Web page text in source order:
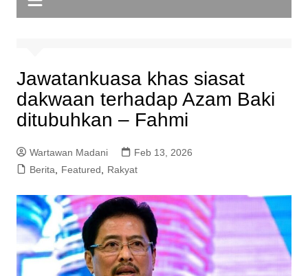
Jawatankuasa khas siasat
dakwaan terhadap Azam Baki
ditubuhkan – Fahmi
Wartawan Madani
Feb 13, 2026
Berita, Featured, Rakyat